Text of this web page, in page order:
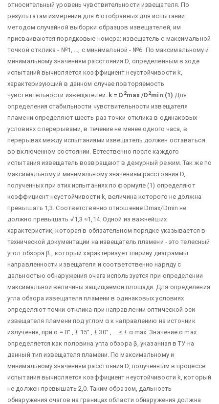
относительный уровень чувствительности извещателя. По
результатам измерений для 6 отобранных для испытаний
методом случайной выборки образцов извещателей, им
присваиваются порядковые номера: извещатель с максимальной
точкой отклика - №1, ..., с минимальной - №6. По максимальному и
минимальному значениям расстояния D, определенным в ходе
испытаний вычисляется коэффициент неустойчивости k,
характеризующий в данном случае повторяемость
чувствительности извещателей: k = D 2max /D2min (1) Для
определения стабильности чувствительности извещателя
пламени определяют шесть раз точки отклика в одинаковых
условиях с перерывами, в течение не менее одного часа, в
перерывах между испытаниями извещатель должен оставаться
во включенном состоянии. Естественно после каждого
испытания извещатель возвращают в дежурный режим. Так же по
максимальному и минимальному значениям расстояния D,
полученных при этих испытаниях по формуле (1) определяют
коэффициент неустойчивости k, величина которого не должна
превышать 1,3. Соответственно отношение Dmax/Dmin не
должно превышать √1,3 ≈1,14. Одной из важнейших
характеристик, которая в обязательном порядке указывается в
технической документации на извещатель пламени - это телесный
угол обзора β , который характеризует ширину диаграммы
направленности извещателя и соответственно наряду с
дальностью обнаружения очага используется при определении
максимальной величины защищаемой площади. Для определения
угла обзора извещателя пламени в одинаковых условиях
определяют точки отклика при направлении оптической оси
извещателя пламени под углом α к направлению на источник
излучения, при α = 0° , ± 15° , ± 30° , … ≤ ± α max. Значение α max
определяется как половина угла обзора β, указанная в ТУ на
данный тип извещателя пламени. По максимальному и
минимальному значениям расстояния D, полученным в процессе
испытания вычисляется коэффициент неустойчивости k, который
не должен превышать 2,0. Таким образом, дальность
обнаружения очагов на границах области обнаружения должна